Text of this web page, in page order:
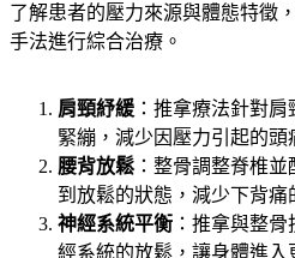
了解患者的壓力來源與體態特徵
手法進行綜合治療。
肩頸紓緩 ：推拿療法針對
緊繃，減少因壓力引起的頭
腰背放鬆 ：整骨調整脊椎
到放鬆的狀態，減少下背痛
神經系統平衡 ：推拿與整
經系統的放鬆，讓身體進